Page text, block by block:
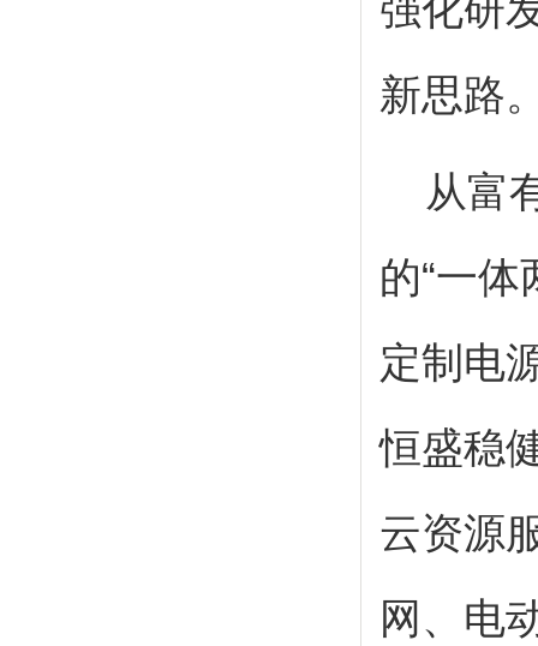
强化研
新思路
从富
的“一体
定制电
恒盛稳
云资源
网、电